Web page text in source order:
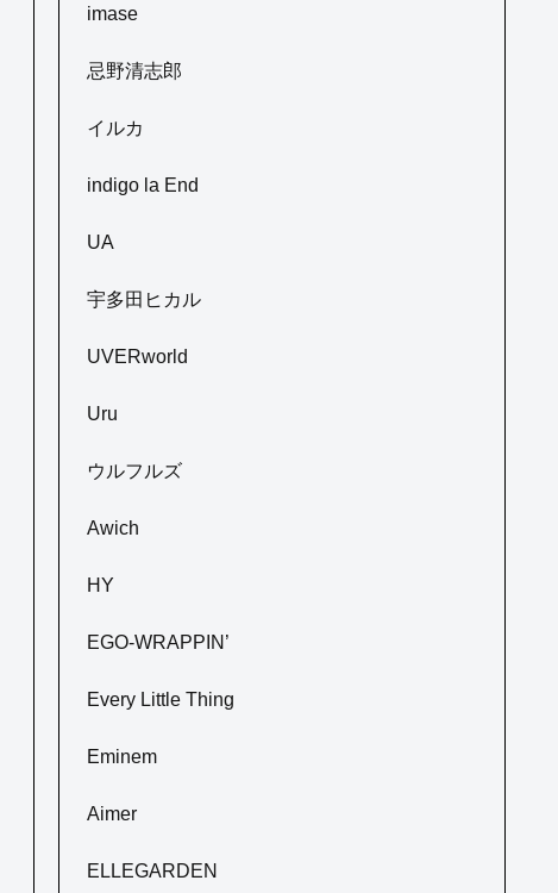
imase
忌野清志郎
イルカ
indigo la End
UA
宇多田ヒカル
UVERworld
Uru
ウルフルズ
Awich
HY
EGO-WRAPPIN’
Every Little Thing
Eminem
Aimer
ELLEGARDEN